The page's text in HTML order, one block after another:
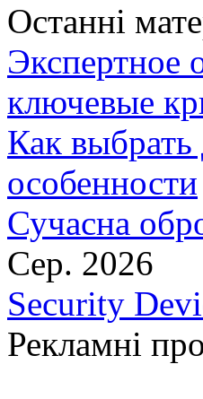
Останні
Экспертное
ключевые
Как
особенности
Сучасна
Сер. 2026
Security
Рекламні